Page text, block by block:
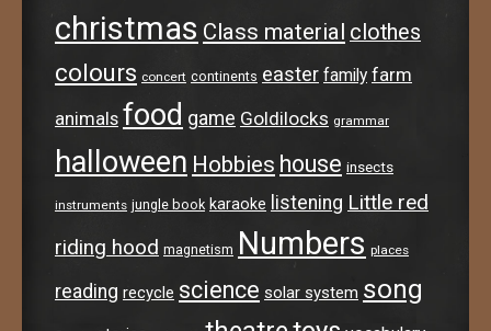
christmas Class material clothes
colours concert continents easter family farm
animals food game Goldilocks grammar
halloween Hobbies house insects
instruments jungle book karaoke listening Little red
riding hood magnetism Numbers places
reading recycle science solar system song